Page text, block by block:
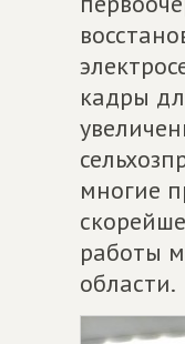
кадры
многие
работы
области.